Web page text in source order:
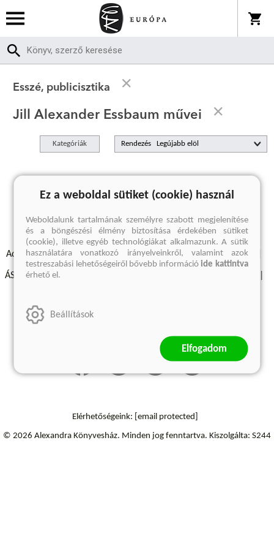
Esszé, publicisztika
Jill Alexander Essbaum művei
Kategóriák Rendezés
A keresett kifejezésre nincs találat
Adatvédelmi szabályzatok Elállási felmondási nyilatkozat
ÁSZF - Vásárlási feltételek
Szállítási információk
Elérhetőségeink: [email protected]
© 2026 Alexandra Könyvesház. Minden jog fenntartva. Kiszolgálta: S244
Ez a weboldal sütiket (cookie) használ
Weboldalunk tartalmának személyre szabott megjelenítése
és a böngészési élmény biztosítása érdekében sütiket
(cookie), illetve egyéb technológiákat alkalmazunk. A sütik
használatára vonatkozó irányelveinkről, valamint azok
testreszabási lehetőségeiről bővebb információide kattintva
érhető el.
Beállítások
Elfogadom